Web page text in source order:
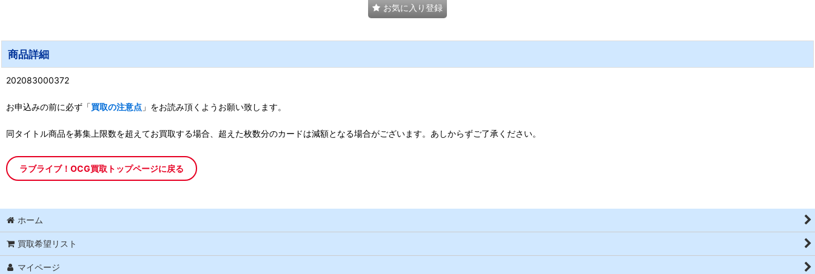
お気に入り登録
商品詳細
202083000372
お申込みの前に必ず「買取の注意点 」をお読み頂くようお願い致します。
同タイトル商品を募集上限数を超えてお買取する場合、超えた枚数分のカードは減額となる場合がございます。あしからずご了承ください。
ラブライブ！OCG買取トップページに戻る
ホーム
買取希望リスト
マイページ